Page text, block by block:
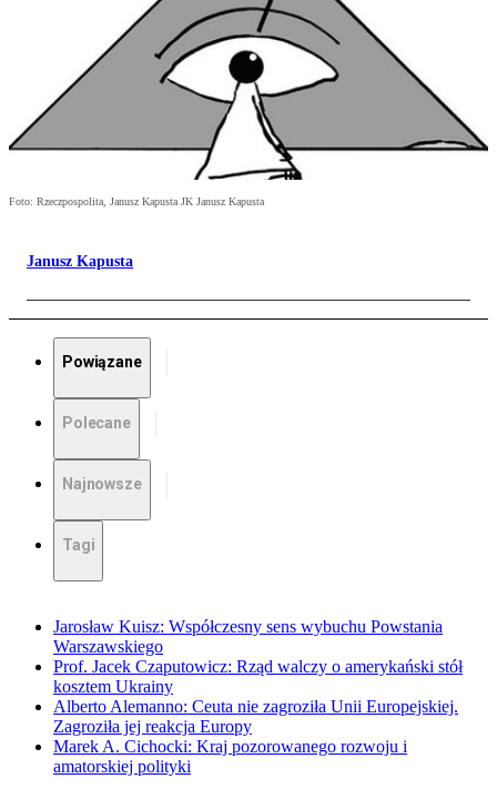
Foto: Rzeczpospolita, Janusz Kapusta JK Janusz Kapusta
Janusz Kapusta
Powiązane
Polecane
Najnowsze
Tagi
Jarosław Kuisz: Współczesny sens wybuchu Powstania
Warszawskiego
Prof. Jacek Czaputowicz: Rząd walczy o amerykański stół
kosztem Ukrainy
Alberto Alemanno: Ceuta nie zagroziła Unii Europejskiej.
Zagroziła jej reakcja Europy
Marek A. Cichocki: Kraj pozorowanego rozwoju i
amatorskiej polityki